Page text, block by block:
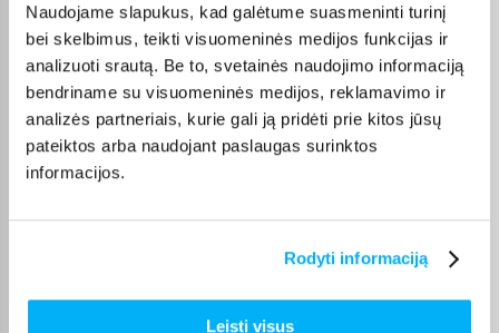
Naudojame slapukus, kad galėtume suasmeninti turinį
bei skelbimus, teikti visuomeninės medijos funkcijas ir
analizuoti srautą. Be to, svetainės naudojimo informaciją
bendriname su visuomeninės medijos, reklamavimo ir
analizės partneriais, kurie gali ją pridėti prie kitos jūsų
pateiktos arba naudojant paslaugas surinktos
informacijos.
Rodyti informaciją
Leisti visus
paprastai pristatomos per 1–2 darbo dienas, o tikslus
kiekvienos prekės pristatymo terminas nurodytas jos
puslapyje.
Tinkamą prekę iš Kitos kompiuterių dalys kategorijos
pristatysime per nurodytą terminą, o jei pageidausite
užsakymą atsiimti patys, atitinkamai pažymėtas prekes
galėsite atsiimti mūsų biure Kaune.
Pirkėjų atsiliepimai apie prekes